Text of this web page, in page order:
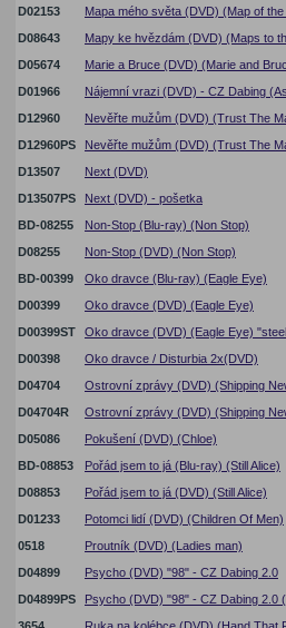
D02153
Mapa mého světa (DVD) (Map of
D08643
Mapy ke hvězdám (DVD) (Maps to
D05674
Marie a Bruce (DVD) (Marie and
D01966
Nájemní vrazi (DVD) - CZ Dabing
D12960
Nevěřte mužům (DVD) (Trust The
D12960PS
Nevěřte mužům (DVD) (Trust The
D13507
Next (DVD)
D13507PS
Next (DVD) - pošetka
BD-08255
Non-Stop (Blu-ray) (Non Stop)
D08255
Non-Stop (DVD) (Non Stop)
BD-00399
Oko dravce (Blu-ray) (Eagle Eye)
D00399
Oko dravce (DVD) (Eagle Eye)
D00399ST
Oko dravce (DVD) (Eagle Eye)
D00398
Oko dravce / Disturbia 2x(DVD)
D04704
Ostrovní zprávy (DVD) (Shipping
D04704R
Ostrovní zprávy (DVD) (Shipping
D05086
Pokušení (DVD) (Chloe)
BD-08853
Pořád jsem to já (Blu-ray) (Still Alice)
D08853
Pořád jsem to já (DVD) (Still Alice)
D01233
Potomci lidí (DVD) (Children Of Men)
0518
Proutník (DVD) (Ladies man)
D04899
Psycho (DVD) "98" - CZ Dabing 2.0
D04899PS
Psycho (DVD) "98" - CZ Dabing 2.0